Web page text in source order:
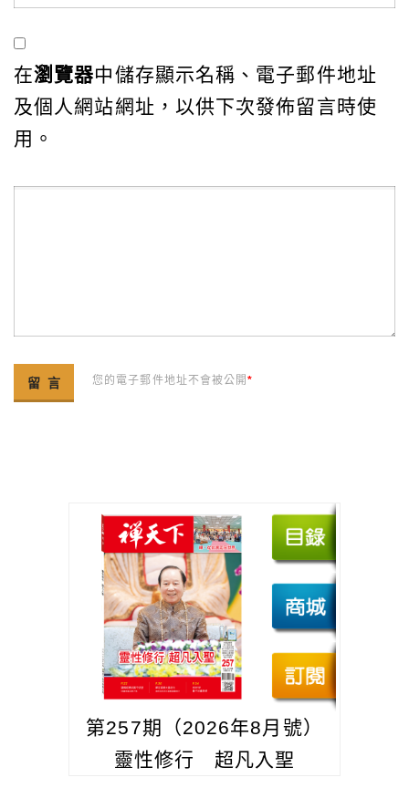
在瀏覽器中儲存顯示名稱、電子郵件地址
及個人網站網址，以供下次發佈留言時使
用。
您的電子郵件地址不會被公開*
第257期（2026年8月號）
靈性修行 超凡入聖